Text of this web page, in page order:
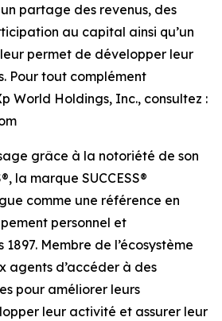
partage des revenus, des
au capital ainsi qu’un
permet de développer leur
Pour tout complément
World Holdings, Inc., consultez :
grâce à la notoriété de son
la marque SUCCESS®
comme une référence en
personnel et
Membre de l’écosystème
agents d’accéder à des
pour améliorer leurs
leur activité et assurer leur